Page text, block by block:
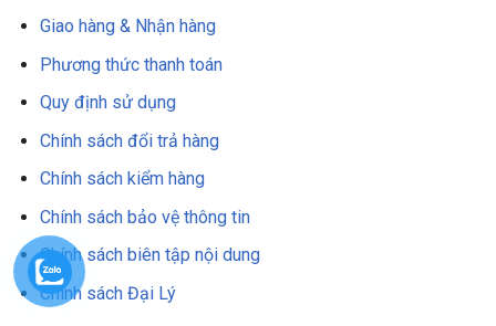
Giao hàng & Nhận hàng
Phương thức thanh toán
Quy định sử dụng
Chính sách đổi trả hàng
Chính sách kiểm hàng
Chính sách bảo vệ thông tin
Chính sách biên tập nội dung
Chính sách Đại Lý